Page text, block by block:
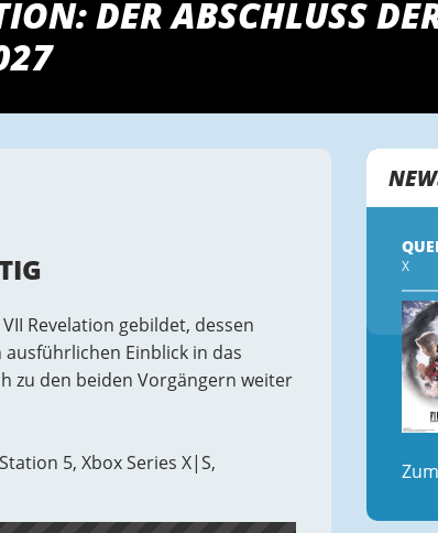
DER ABSCHLUSS
Revelation gebildet, dessen
Einblick in das
zu den beiden Vorgängern weiter
5, Xbox Series X|S,
X